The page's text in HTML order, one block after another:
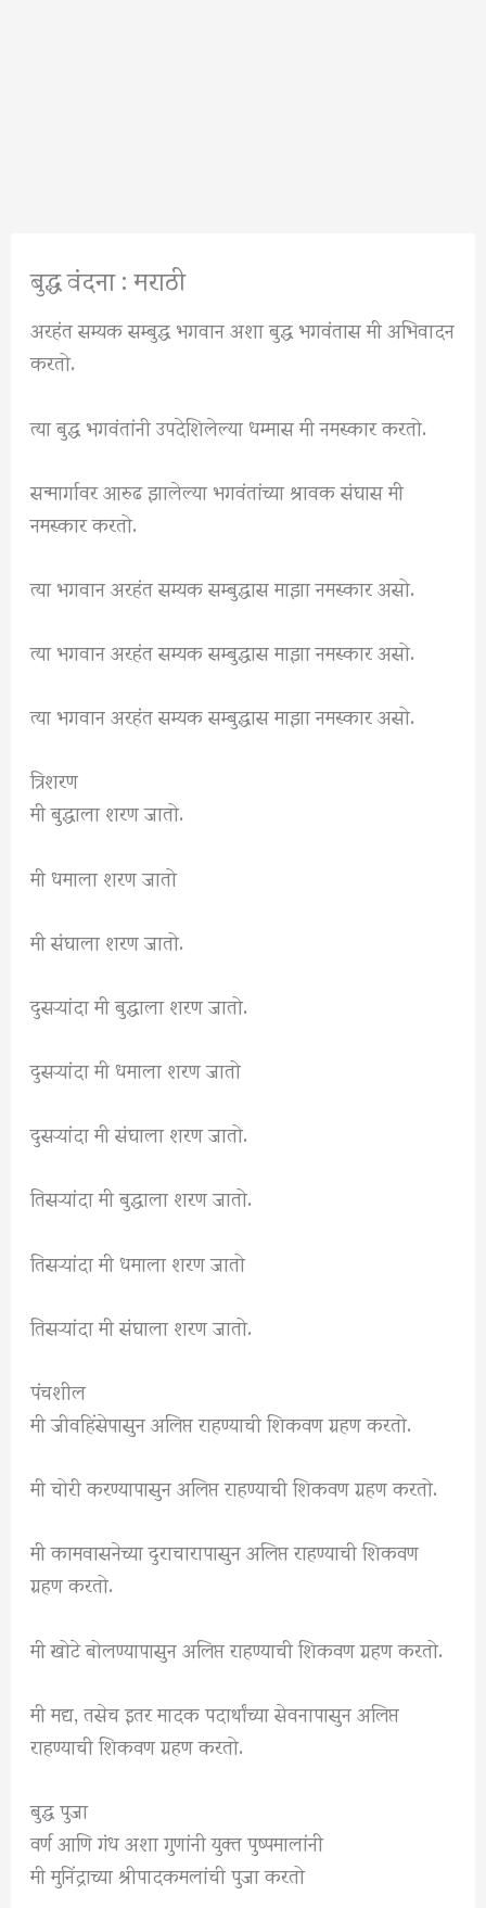
बुद्ध वंदना : मराठी
अरहंत सम्यक सम्बुद्ध भगवान अशा बुद्ध भगवंतास मी अभिवादन
करतो.
त्या बुद्ध भगवंतांनी उपदेशिलेल्या धम्मास मी नमस्कार करतो.
सन्मार्गावर आरुढ झालेल्या भगवंतांच्या श्रावक संघास मी
नमस्कार करतो.
त्या भगवान अरहंत सम्यक सम्बुद्धास माझा नमस्कार असो.
त्या भगवान अरहंत सम्यक सम्बुद्धास माझा नमस्कार असो.
त्या भगवान अरहंत सम्यक सम्बुद्धास माझा नमस्कार असो.
त्रिशरण
मी बुद्धाला शरण जातो.
मी धमाला शरण जातो
मी संघाला शरण जातो.
दुसऱ्यांदा मी बुद्धाला शरण जातो.
दुसऱ्यांदा मी धमाला शरण जातो
दुसऱ्यांदा मी संघाला शरण जातो.
तिसऱ्यांदा मी बुद्धाला शरण जातो.
तिसऱ्यांदा मी धमाला शरण जातो
तिसऱ्यांदा मी संघाला शरण जातो.
पंचशील
मी जीवहिंसेपासुन अलिप्त राहण्याची शिकवण ग्रहण करतो.
मी चोरी करण्यापासुन अलिप्त राहण्याची शिकवण ग्रहण करतो.
मी कामवासनेच्या दुराचारापासुन अलिप्त राहण्याची शिकवण
ग्रहण करतो.
मी खोटे बोलण्यापासुन अलिप्त राहण्याची शिकवण ग्रहण करतो.
मी मद्य, तसेच इतर मादक पदार्थांच्या सेवनापासुन अलिप्त
राहण्याची शिकवण ग्रहण करतो.
बुद्ध पुजा
वर्ण आणि गंध अशा गुणांनी युक्त पुष्पमालांनी
मी मुनिंद्राच्या श्रीपादकमलांची पुजा करतो